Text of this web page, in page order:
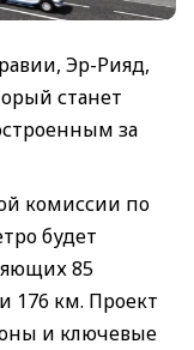
Эр-Рияд,
станет
за
комиссии по
будет
85
176 км. Проект
и ключевые